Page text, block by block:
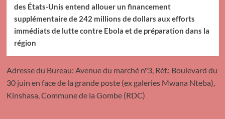
des États-Unis entend allouer un financement
supplémentaire de 242 millions de dollars aux efforts
immédiats de lutte contre Ebola et de préparation dans la
région
Adresse du Bureau: Avenue du marché n°3, Réf.: Boulevard du
30 juin en face de la grande poste (ex galeries Mwana Nteba),
Kinshasa, Commune de la Gombe (RDC)